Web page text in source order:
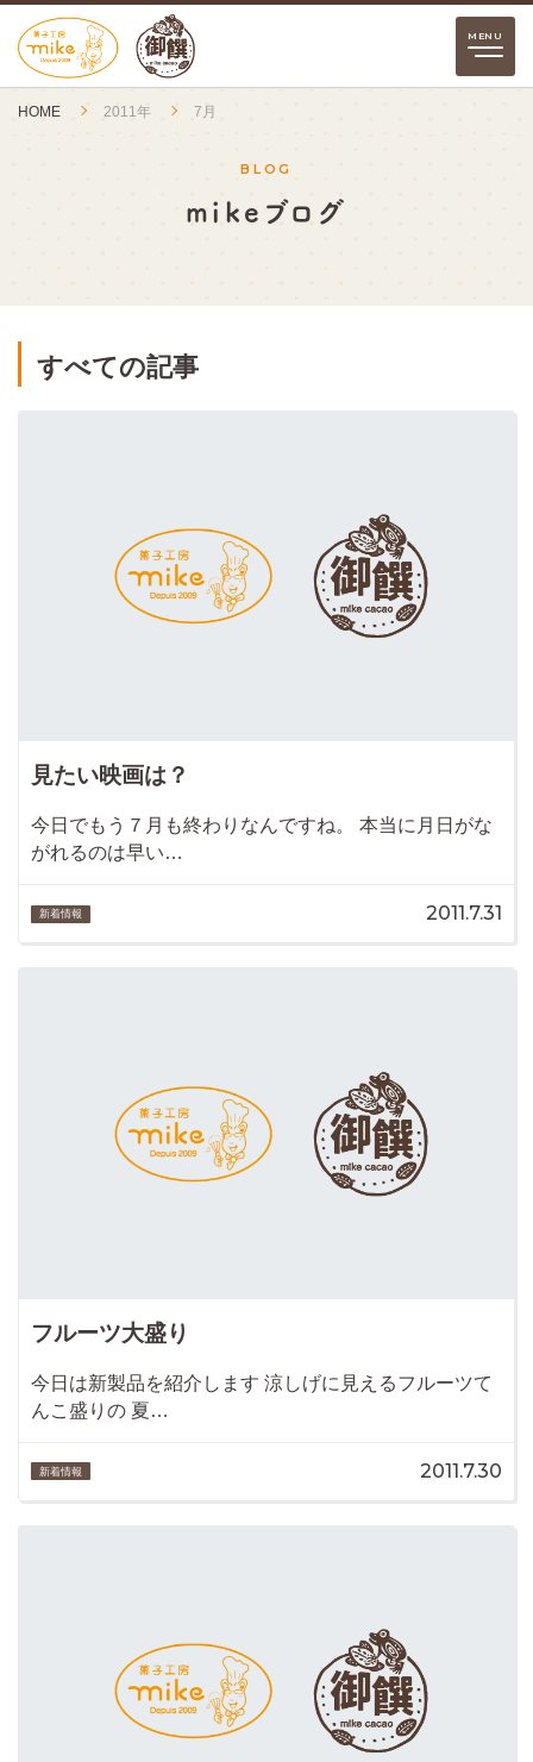
HOME 2011年 7月
BLOG
mikeブログ
すべての記事
見たい映画は？
今日でもう７月も終わりなんですね。 本当に月日がな
がれるのは早い…
新着情報 2011.7.31
フルーツ大盛り
今日は新製品を紹介します 涼しげに見えるフルーツて
んこ盛りの 夏…
新着情報 2011.7.30